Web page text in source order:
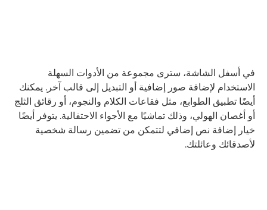
في أسفل الشاشة، سترى مجموعة من الأدوات السهلة
الاستخدام لإضافة صور إضافية أو التبديل إلى قالب آخر. يمكنك
أيضًا تطبيق الطوابع، مثل فقاعات الكلام والنجوم، أو رقائق الثلج
أو أغصان الهولي، وذلك تماشيًا مع الأجواء الاحتفالية. يتوفر أيضًا
خيار إضافة نص إضافي لتتمكن من تضمين رسالة شخصية
لأصدقائك وعائلتك.